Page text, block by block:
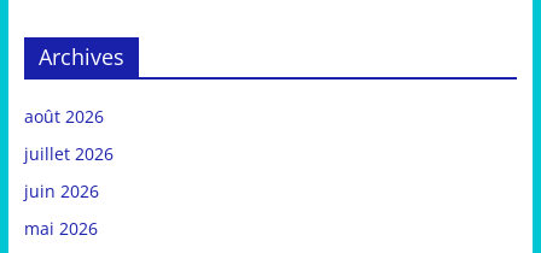
Archives
août 2026
juillet 2026
juin 2026
mai 2026